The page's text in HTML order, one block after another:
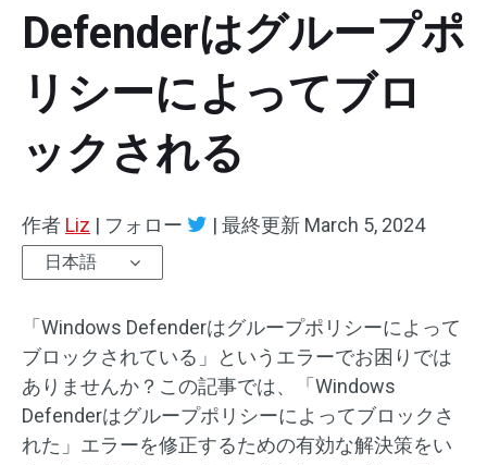
Defenderはグループポ
リシーによってブロ
ックされる
作者 Liz | フォロー | 最終更新 March 5, 2024
日本語
「Windows Defenderはグループポリシーによって
ブロックされている」というエラーでお困りでは
ありませんか？この記事では、「Windows
Defenderはグループポリシーによってブロックさ
れた」エラーを修正するための有効な解決策をい